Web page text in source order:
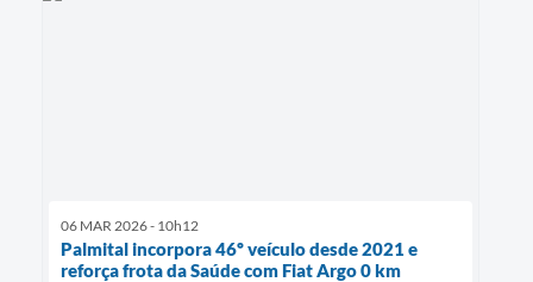
06 MAR 2026 - 10h12
Palmital incorpora 46º veículo desde 2021 e
reforça frota da Saúde com Fiat Argo 0 km